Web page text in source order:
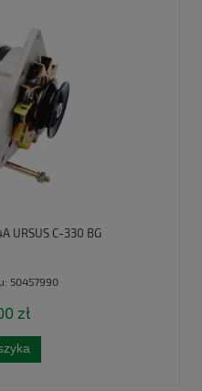
URSUS C-330 BG
50457990
zł